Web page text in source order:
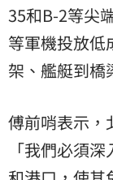
35和B-2等尖
等軍機投放低
架、艦艇到橋
傅前哨表示，
「我們必須